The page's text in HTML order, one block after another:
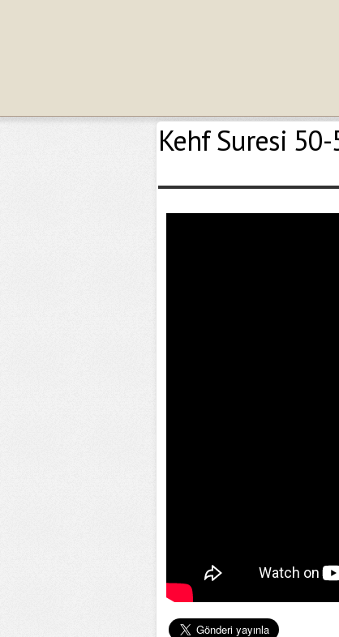
Kehf Suresi